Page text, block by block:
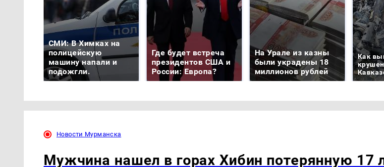
СМИ: В Химках на
полицейскую
машину напали и
подожгли.
Где будет встреча
президентов США и
России: Европа?
На Урале из казны
были украдены 18
миллионов рублей
Как
Новости Мурманска
Мужчина нашел в горах Хибин потерянную 17